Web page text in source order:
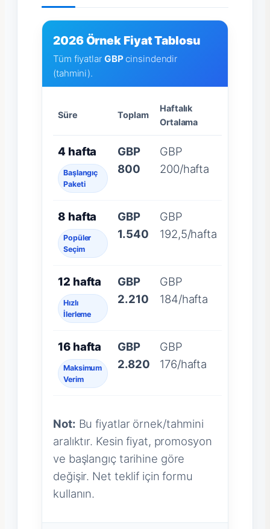
2026 Örnek Fiyat Tablosu
Tüm fiyatlar GBPcinsindendir
(tahmini).
Süre Toplam
Haftalık
Ortalama
4 hafta
Başlangıç
Paketi
GBP
800
GBP
200/hafta
8 hafta
Popüler
Seçim
GBP
1.540
GBP
192,5/hafta
12 hafta
Hızlı
İlerleme
GBP
2.210
GBP
184/hafta
16 hafta
Maksimum
Verim
GBP
2.820
GBP
176/hafta
Not: Bu fiyatlar örnek/tahmini
aralıktır. Kesin fiyat, promosyon
ve başlangıç tarihine göre
değişir. Net teklif için formu
kullanın.